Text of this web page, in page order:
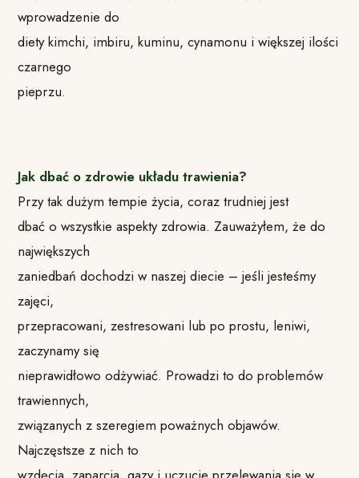
wprowadzenie do
diety kimchi, imbiru, kuminu, cynamonu i większej ilości
czarnego
pieprzu.
Jak dbać o zdrowie układu trawienia?
Przy tak dużym tempie życia, coraz trudniej jest
dbać o wszystkie aspekty zdrowia. Zauważyłem, że do
największych
zaniedbań dochodzi w naszej diecie – jeśli jesteśmy
zajęci,
przepracowani, zestresowani lub po prostu, leniwi,
zaczynamy się
nieprawidłowo odżywiać. Prowadzi to do problemów
trawiennych,
związanych z szeregiem poważnych objawów.
Najczęstsze z nich to